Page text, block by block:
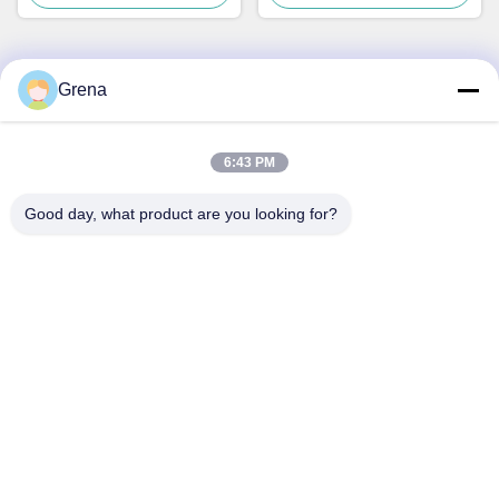
Contato Rápido
Heping, Rua Fuhai, Distrito de Baoan, Shenzhen
Grena
6:43 PM
Good day, what product are you looking for?